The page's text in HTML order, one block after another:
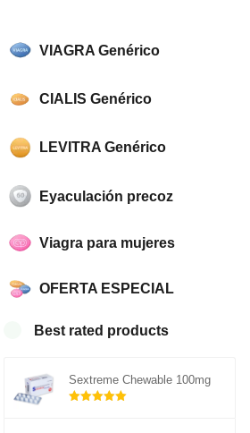
VIAGRA Genérico
CIALIS Genérico
LEVITRA Genérico
Eyaculación precoz
Viagra para mujeres
OFERTA ESPECIAL
Best rated products
Sextreme Chewable 100mg